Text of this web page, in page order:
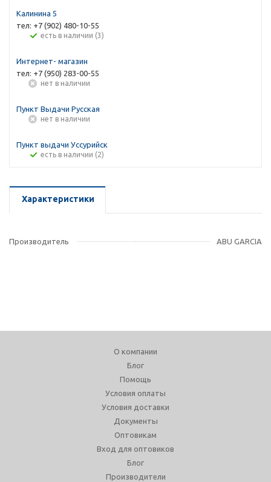
Калинина 5
тел: +7 (902) 480-10-55
Есть в наличии (3)
Интернет- магазин
тел: +7 (950) 283-00-55
Нет в наличии
Пункт Выдачи Русская
Нет в наличии
Пункт выдачи Уссурийск
Есть в наличии (2)
Характеристики
Производитель ABU GARCIA
О компании
Блог
Помощь
Условия оплаты
Условия доставки
Документы
Оптовикам
Вход для оптовиков
Блог
Производители